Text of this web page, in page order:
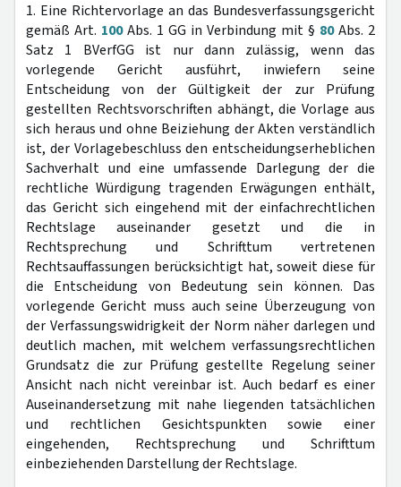
1. Eine Richtervorlage an das Bundesverfassungsgericht
gemäß Art. 100Abs. 1 GG in Verbindung mit § 80Abs. 2
Satz 1 BVerfGG ist nur dann zulässig, wenn das
vorlegende Gericht ausführt, inwiefern seine
Entscheidung von der Gültigkeit der zur Prüfung
gestellten Rechtsvorschriften abhängt, die Vorlage aus
sich heraus und ohne Beiziehung der Akten verständlich
ist, der Vorlagebeschluss den entscheidungserheblichen
Sachverhalt und eine umfassende Darlegung der die
rechtliche Würdigung tragenden Erwägungen enthält,
das Gericht sich eingehend mit der einfachrechtlichen
Rechtslage auseinander gesetzt und die in
Rechtsprechung und Schrifttum vertretenen
Rechtsauffassungen berücksichtigt hat, soweit diese für
die Entscheidung von Bedeutung sein können. Das
vorlegende Gericht muss auch seine Überzeugung von
der Verfassungswidrigkeit der Norm näher darlegen und
deutlich machen, mit welchem verfassungsrechtlichen
Grundsatz die zur Prüfung gestellte Regelung seiner
Ansicht nach nicht vereinbar ist. Auch bedarf es einer
Auseinandersetzung mit nahe liegenden tatsächlichen
und rechtlichen Gesichtspunkten sowie einer
eingehenden, Rechtsprechung und Schrifttum
einbeziehenden Darstellung der Rechtslage.